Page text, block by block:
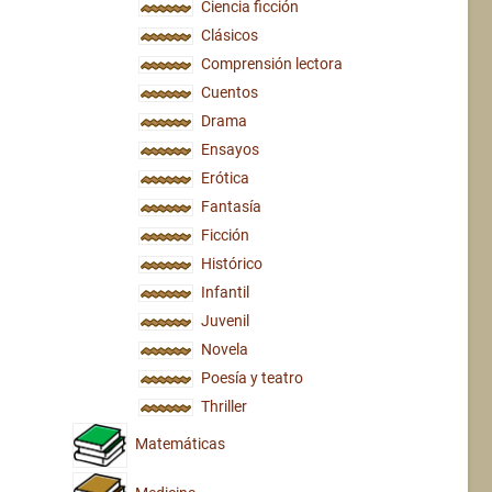
Ciencia ficción
Clásicos
Comprensión lectora
Cuentos
Drama
Ensayos
Erótica
Fantasía
Ficción
Histórico
Infantil
Juvenil
Novela
Poesía y teatro
Thriller
Matemáticas